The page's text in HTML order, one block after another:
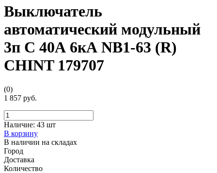
Выключатель
автоматический модульный
3п C 40А 6кА NB1-63 (R)
CHINT 179707
(0)
1 857 руб.
Наличие: 43 шт
В корзину
В наличии на складах
Город
Доставка
Количество